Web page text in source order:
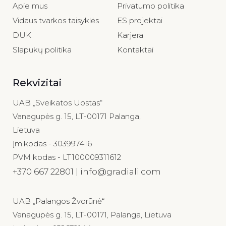
Apie mus
Vidaus tvarkos taisyklės
DUK
Slapukų politika
Privatumo politika
ES projektai
Karjera
Kontaktai
Rekvizitai
UAB „Sveikatos Uostas“
Vanagupės g. 15, LT-00171 Palanga,
Lietuva
Įm.kodas - 303997416
PVM kodas - LT100009311612
+370 667 22801 | info@gradiali.com
UAB „Palangos Žvorūnė“
Vanagupės g. 15, LT-00171, Palanga, Lietuva